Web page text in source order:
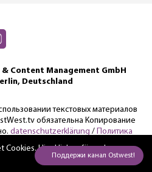
& Content Management GmbH
Deutschland
текстовых материалов
обязательна Копирование
datenschutzerklärung / Политика
Cookies. Hierklicken für mehr